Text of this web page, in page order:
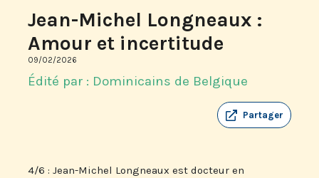
Jean-Michel Longneaux :
Amour et incertitude
09/02/2026
Édité par : Dominicains de Belgique
Partager
4/6 : Jean-Michel Longneaux est docteur en